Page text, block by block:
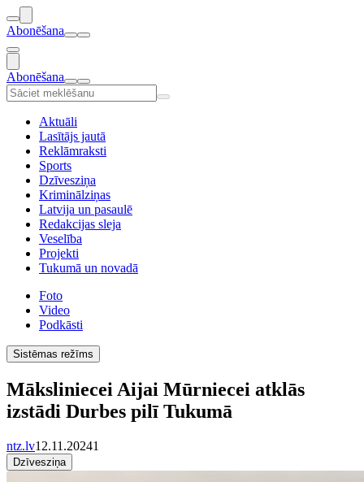
Abonēšana
Abonēšana
Aktuāli
Lasītājs jautā
Reklāmraksti
Sports
Dzīvesziņa
Kriminālziņas
Latvija un pasaulē
Redakcijas sleja
Veselība
Projekti
Tukumā un novadā
Foto
Video
Podkāsti
Sistēmas režīms
Māksliniecei Aijai Mūrniecei atklās
izstādi Durbes pilī Tukumā
ntz.lv12.11.20241
Dzīvesziņa